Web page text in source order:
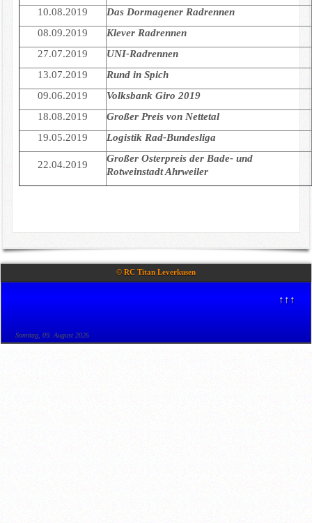
10.08.2019
Das Dormagener Radrennen
08.09.2019
Klever Radrennen
27.07.2019
UNI-Radrennen
13.07.2019
Rund in Spich
09.06.2019
Volksbank Giro 2019
18.08.2019
Großer Preis von Nettetal
19.05.2019
Logistik Rad-Bundesliga
22.04.2019
Großer Osterpreis der Bade- und
Rotweinstadt Ahrweiler
© RC Titan Leverkusen
↑↑↑
Sonntag, 09. August 2026